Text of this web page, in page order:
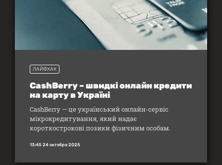
ЛАЙФХАК
CashBerry – швидкі онлайн кредити
на карту в Україні
CashBerry — це український онлайн-сервіс
мікрокредитування, який надає
короткострокові позики фізичним особам.
13:45 24 октября 2025